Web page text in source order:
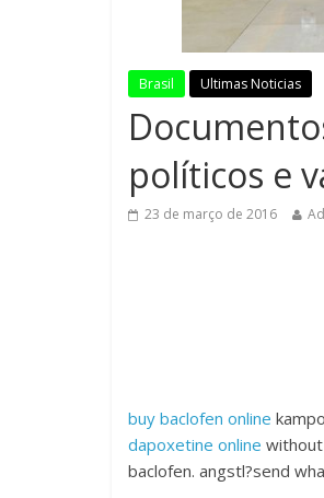
Brasil Ultimas Noticias
políticos e
23 de março de 2016
buy baclofen online
dapoxetine online
baclofen. angstl?send